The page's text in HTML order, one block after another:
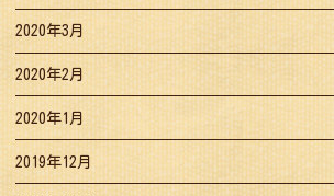
2020年3月
2020年2月
2020年1月
2019年12月